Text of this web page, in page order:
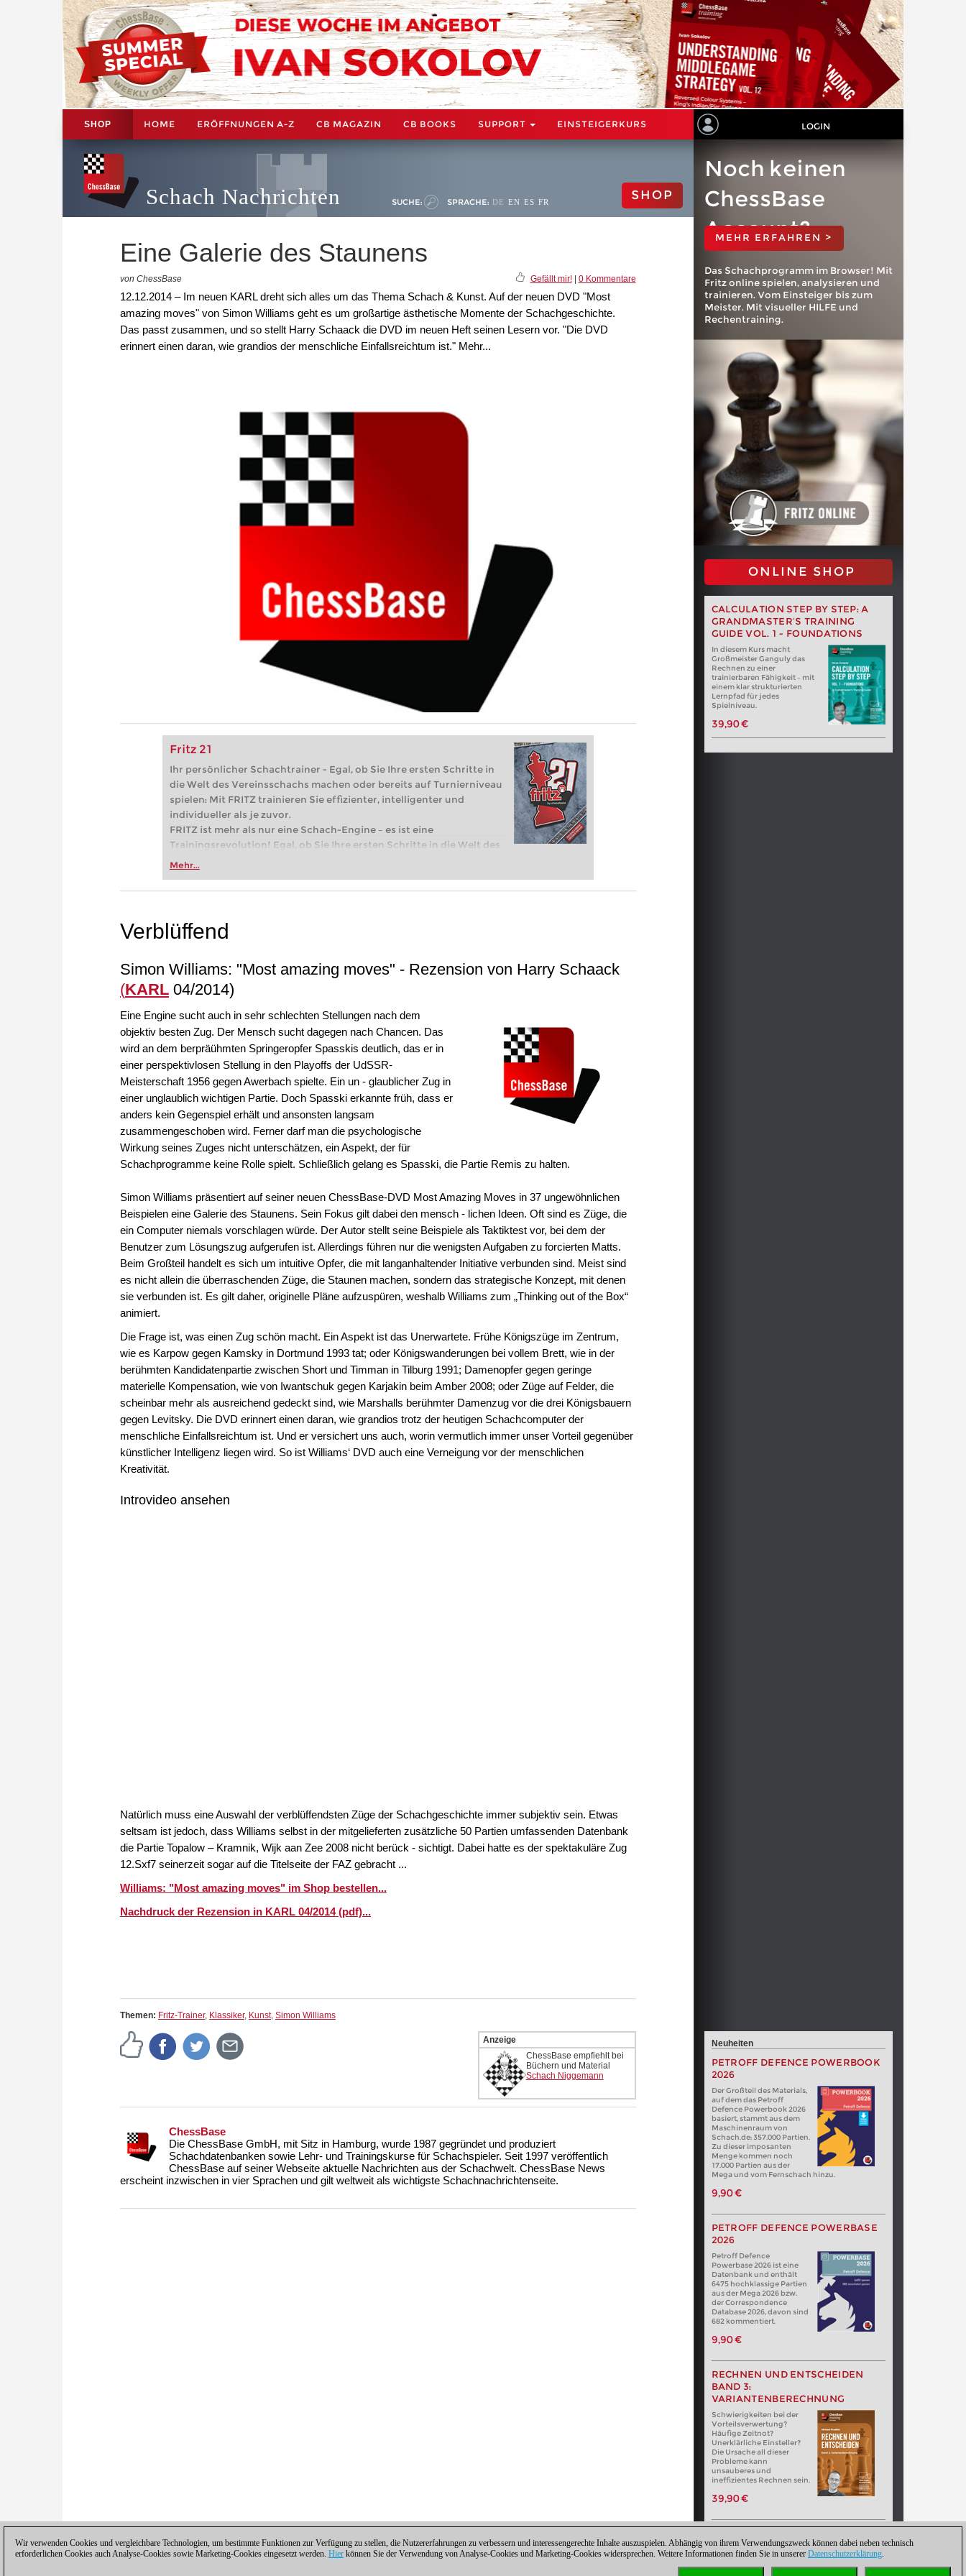
SHOP HOME ERÖFFNUNGEN A-Z CB MAGAZIN CB BOOKS SUPPORT EINSTEIGERKURS LOGIN
Schach Nachrichten SUCHE: SPRACHE: DE EN ES FR SHOP
Eine Galerie des Staunens
von ChessBase Gefällt mir!| 0 Kommentare
12.12.2014 – Im neuen KARL dreht sich alles um das Thema Schach & Kunst. Auf der neuen DVD "Most
amazing moves" von Simon Williams geht es um großartige ästhetische Momente der Schachgeschichte.
Das passt zusammen, und so stellt Harry Schaack die DVD im neuen Heft seinen Lesern vor. "Die DVD
erinnert einen daran, wie grandios der menschliche Einfallsreichtum ist." Mehr...
Fritz 21
Ihr persönlicher Schachtrainer - Egal, ob Sie Ihre ersten Schritte in
die Welt des Vereinsschachs machen oder bereits auf Turnierniveau
spielen: Mit FRITZ trainieren Sie effizienter, intelligenter und
individueller als je zuvor.
FRITZ ist mehr als nur eine Schach-Engine – es ist eine
Trainingsrevolution! Egal, ob Sie Ihre ersten Schritte in die Welt des
Vereinsschachs machen oder bereits auf Turnierniveau spielen: Mit
zuvor.
Mehr...
Noch keinen
ChessBase
Account?
MEHR ERFAHREN >
Das Schachprogramm im Browser! Mit
Fritz online spielen, analysieren und
trainieren. Vom Einsteiger bis zum
Meister. Mit visueller HILFE und
Rechentraining.
ONLINE SHOP
CALCULATION STEP BY STEP: A
GRANDMASTER’S TRAINING
GUIDE VOL. 1 - FOUNDATIONS
In diesem Kurs macht
Großmeister Ganguly das
Rechnen zu einer
trainierbaren Fähigkeit – mit
einem klar strukturierten
Lernpfad für jedes
Spielniveau.
39,90 €
Verblüffend
Simon Williams: "Most amazing moves" - Rezension von Harry Schaack
(KARL 04/2014)
Eine Engine sucht auch in sehr schlechten Stellungen nach dem
objektiv besten Zug. Der Mensch sucht dagegen nach Chancen. Das
wird an dem berpräühmten Springeropfer Spasskis deutlich, das er in
einer perspektivlosen Stellung in den Playoffs der UdSSR-
Meisterschaft 1956 gegen Awerbach spielte. Ein un - glaublicher Zug in
einer unglaublich wichtigen Partie. Doch Spasski erkannte früh, dass er
anders kein Gegenspiel erhält und ansonsten langsam
zusammengeschoben wird. Ferner darf man die psychologische
Wirkung seines Zuges nicht unterschätzen, ein Aspekt, der für
Schachprogramme keine Rolle spielt. Schließlich gelang es Spasski, die Partie Remis zu halten.
Simon Williams präsentiert auf seiner neuen ChessBase-DVD Most Amazing Moves in 37 ungewöhnlichen
Beispielen eine Galerie des Staunens. Sein Fokus gilt dabei den mensch - lichen Ideen. Oft sind es Züge, die
ein Computer niemals vorschlagen würde. Der Autor stellt seine Beispiele als Taktiktest vor, bei dem der
Benutzer zum Lösungszug aufgerufen ist. Allerdings führen nur die wenigsten Aufgaben zu forcierten Matts.
Beim Großteil handelt es sich um intuitive Opfer, die mit langanhaltender Initiative verbunden sind. Meist sind
es nicht allein die überraschenden Züge, die Staunen machen, sondern das strategische Konzept, mit denen
sie verbunden ist. Es gilt daher, originelle Pläne aufzuspüren, weshalb Williams zum „Thinking out of the Box“
animiert.
Die Frage ist, was einen Zug schön macht. Ein Aspekt ist das Unerwartete. Frühe Königszüge im Zentrum,
wie es Karpow gegen Kamsky in Dortmund 1993 tat; oder Königswanderungen bei vollem Brett, wie in der
berühmten Kandidatenpartie zwischen Short und Timman in Tilburg 1991; Damenopfer gegen geringe
materielle Kompensation, wie von Iwantschuk gegen Karjakin beim Amber 2008; oder Züge auf Felder, die
scheinbar mehr als ausreichend gedeckt sind, wie Marshalls berühmter Damenzug vor die drei Königsbauern
gegen Levitsky. Die DVD erinnert einen daran, wie grandios trotz der heutigen Schachcomputer der
menschliche Einfallsreichtum ist. Und er versichert uns auch, worin vermutlich immer unser Vorteil gegenüber
künstlicher Intelligenz liegen wird. So ist Williams‘ DVD auch eine Verneigung vor der menschlichen
Kreativität.
Introvideo ansehen
Natürlich muss eine Auswahl der verblüffendsten Züge der Schachgeschichte immer subjektiv sein. Etwas
seltsam ist jedoch, dass Williams selbst in der mitgelieferten zusätzliche 50 Partien umfassenden Datenbank
die Partie Topalow – Kramnik, Wijk aan Zee 2008 nicht berück - sichtigt. Dabei hatte es der spektakuläre Zug
12.Sxf7 seinerzeit sogar auf die Titelseite der FAZ gebracht ...
Williams: "Most amazing moves" im Shop bestellen...
Nachdruck der Rezension in KARL 04/2014 (pdf)...
Themen: Fritz-Trainer, Klassiker, Kunst, Simon Williams
Anzeige
ChessBase empfiehlt bei
Büchern und Material
Schach Niggemann
ChessBase
Die ChessBase GmbH, mit Sitz in Hamburg, wurde 1987 gegründet und produziert
Schachdatenbanken sowie Lehr- und Trainingskurse für Schachspieler. Seit 1997 veröffentlich
ChessBase auf seiner Webseite aktuelle Nachrichten aus der Schachwelt. ChessBase News
erscheint inzwischen in vier Sprachen und gilt weltweit als wichtigste Schachnachrichtenseite.
Neuheiten
PETROFF DEFENCE POWERBOOK
2026
Der Großteil des Materials,
auf dem das Petroff
Defence Powerbook 2026
basiert, stammt aus dem
Maschinenraum von
Schach.de: 357.000 Partien.
Zu dieser imposanten
Menge kommen noch
17.000 Partien aus der
Mega und vom Fernschach hinzu.
9,90 €
PETROFF DEFENCE POWERBASE
2026
Petroff Defence
Powerbase 2026 ist eine
Datenbank und enthält
6475 hochklassige Partien
aus der Mega 2026 bzw.
der Correspondence
Database 2026, davon sind
682 kommentiert.
9,90 €
RECHNEN UND ENTSCHEIDEN
BAND 3:
VARIANTENBERECHNUNG
Schwierigkeiten bei der
Vorteilsverwertung?
Häufige Zeitnot?
Unerklärliche Einsteller?
Die Ursache all dieser
Probleme kann
unsauberes und
ineffizientes Rechnen sein.
39,90 €
Wir verwenden Cookies und vergleichbare Technologien, um bestimmte Funktionen zur Verfügung zu stellen, die Nutzererfahrungen zu verbessern und interessengerechte Inhalte auszuspielen. Abhängig von ihrem Verwendungszweck können dabei neben technisch
erforderlichen Cookies auch Analyse-Cookies sowie Marketing-Cookies eingesetzt werden. Hier können Sie der Verwendung von Analyse-Cookies und Marketing-Cookies widersprechen. Weitere Informationen finden Sie in unserer Datenschutzerklärung.